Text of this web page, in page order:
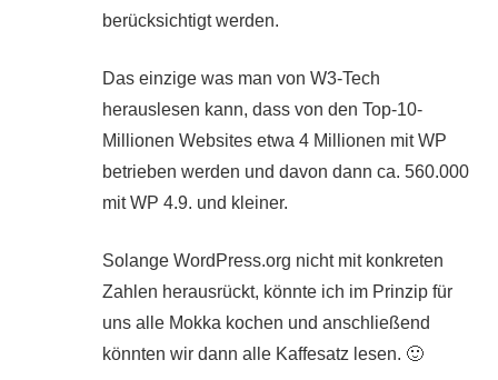
berücksichtigt werden.
Das einzige was man von W3-Tech
herauslesen kann, dass von den Top-10-
Millionen Websites etwa 4 Millionen mit WP
betrieben werden und davon dann ca. 560.000
mit WP 4.9. und kleiner.
Solange WordPress.org nicht mit konkreten
Zahlen herausrückt, könnte ich im Prinzip für
uns alle Mokka kochen und anschließend
könnten wir dann alle Kaffesatz lesen. 🙂